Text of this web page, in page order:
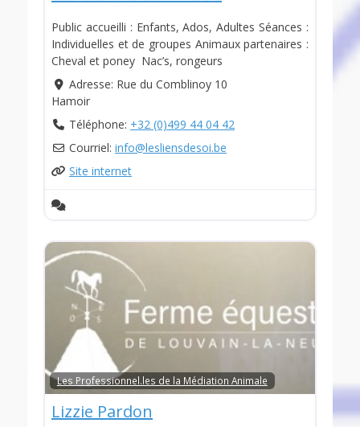
Public accueilli : Enfants, Ados, Adultes Séances :
Individuelles et de groupes Animaux partenaires :
Cheval et poney Nac’s, rongeurs
Adresse: Rue du Comblinoy 10
Hamoir
Téléphone: +32 (0)499 44 04 42
Courriel: info@lesliensdesoi.be
Site internet
Les Professionnel.les de la Médiation Animale
Lizzie Pardon